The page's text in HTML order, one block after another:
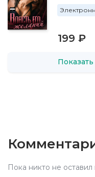
199 ₽
Пока никто не